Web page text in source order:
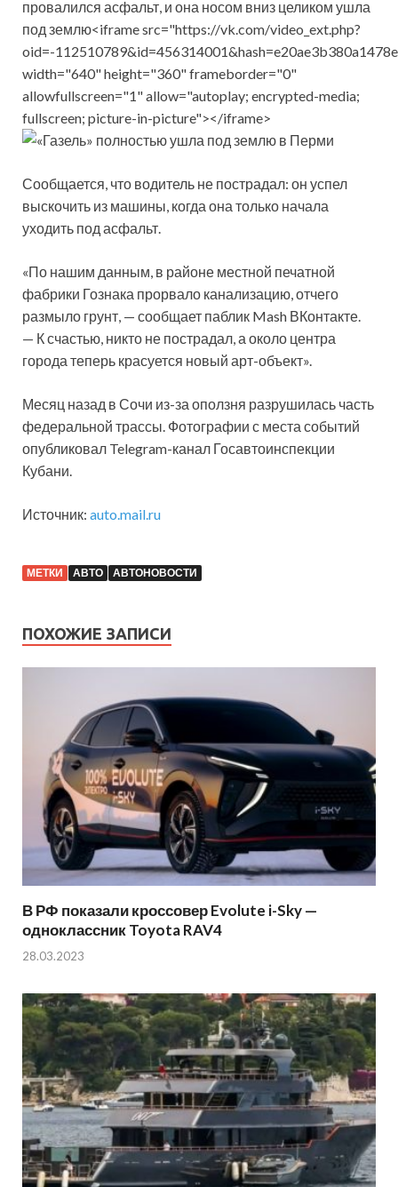
провалился асфальт, и она носом вниз целиком ушла
под землю<iframe src="https://vk.com/video_ext.php?
oid=-
width="640" height="360" frameborder="0"
allowfullscreen="1" allow="autoplay; encrypted-media;
fullscreen; picture-in-picture"></iframe>
Сообщается, что водитель не пострадал: он успел
выскочить из машины, когда она только начала
уходить под асфальт.
«По нашим данным, в районе местной печатной
фабрики Гознака прорвало канализацию, отчего
размыло грунт, — сообщает паблик Mash ВКонтакте.
— К счастью, никто не пострадал, а около центра
города теперь красуется новый арт-объект».
Месяц назад в Сочи из-за оползня разрушилась часть
федеральной трассы. Фотографии с места событий
опубликовал Telegram-канал Госавтоинспекции
Кубани.
Источник: auto.mail.ru
МЕТКИ АВТО АВТОНОВОСТИ
ПОХОЖИЕ ЗАПИСИ
В РФ показали кроссовер Evolute i-Sky —
одноклассник Toyota RAV4
28.03.2023